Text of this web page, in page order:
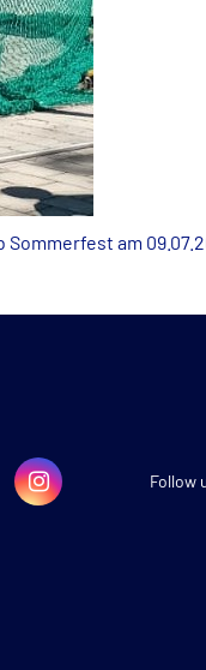
Sommerfest am
Follow